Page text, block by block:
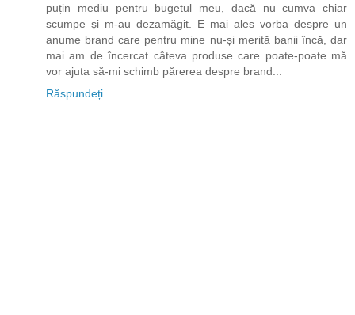
puțin mediu pentru bugetul meu, dacă nu cumva chiar
scumpe și m-au dezamăgit. E mai ales vorba despre un
anume brand care pentru mine nu-și merită banii încă, dar
mai am de încercat câteva produse care poate-poate mă
vor ajuta să-mi schimb părerea despre brand...
Răspundeți